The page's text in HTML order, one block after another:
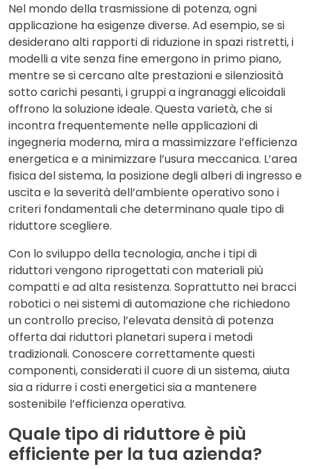
Nel mondo della trasmissione di potenza, ogni
applicazione ha esigenze diverse. Ad esempio, se si
desiderano alti rapporti di riduzione in spazi ristretti, i
modelli a vite senza fine emergono in primo piano,
mentre se si cercano alte prestazioni e silenziosità
sotto carichi pesanti, i gruppi a ingranaggi elicoidali
offrono la soluzione ideale. Questa varietà, che si
incontra frequentemente nelle applicazioni di
ingegneria moderna, mira a massimizzare l’efficienza
energetica e a minimizzare l’usura meccanica. L’area
fisica del sistema, la posizione degli alberi di ingresso e
uscita e la severità dell’ambiente operativo sono i
criteri fondamentali che determinano quale tipo di
riduttore scegliere.
Con lo sviluppo della tecnologia, anche i tipi di
riduttorivengono riprogettati con materiali più
compatti e ad alta resistenza. Soprattutto nei bracci
robotici o nei sistemi di automazione che richiedono
un controllo preciso, l’elevata densità di potenza
offerta dai riduttori planetari supera i metodi
tradizionali. Conoscere correttamente questi
componenti, considerati il cuore di un sistema, aiuta
sia a ridurre i costi energetici sia a mantenere
sostenibile l’efficienza operativa.
Quale tipo di riduttore è più
efficiente per la tua azienda?